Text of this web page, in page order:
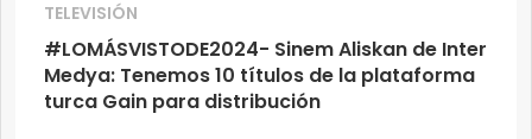
TELEVISIÓN
#LOMÁSVISTODE2024- Sinem Aliskan de Inter
Medya: Tenemos 10 títulos de la plataforma
turca Gain para distribución